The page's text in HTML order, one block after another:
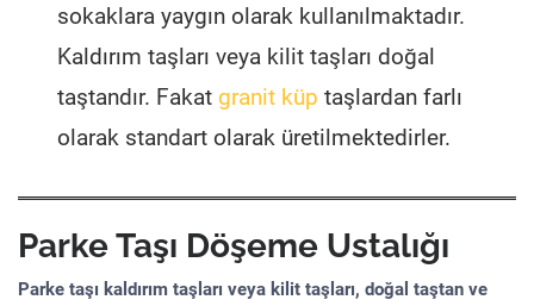
sokaklara yaygın olarak kullanılmaktadır.
Kaldırım taşları veya kilit taşları doğal
taştandır. Fakat granit küp taşlardan farlı
olarak standart olarak üretilmektedirler.
Parke Taşı Döşeme Ustalığı
Parke taşı kaldırım taşları veya kilit taşları, doğal taştan ve